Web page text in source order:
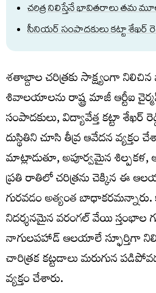
చరిత్ర నిలిస్తేనే భావితరాలు తమ
సీనియర్ సంపాదకులు కట్టా శేఖర్
శతాబ్దాల చరిత్రకు సాక్ష్యంగా
శివాలయాలను రాష్ట్ర మాజీ ఆర్టీఐ
సంపాదకులు, విద్యావేత్త కట్టా
దుస్థితిని చూసి తీవ్ర ఆవేదన
మాట్లాడుతూ, అపూర్వమైన శిల్పకళ,
ప్రతి రాతిలో చరిత్రను చెక్కిన ఈ
గురవడం అత్యంత
నిదర్శనమైన వరంగల్ వేయి స్తంభాల
నాగులపహాడ్ ఆలయాలే స్ఫూర్తిగా
చారిత్రక కట్టడాలు మరుగున
వ్యక్తం చేశారు.